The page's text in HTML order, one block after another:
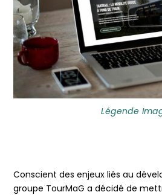
Légende
Conscient des enjeux liés au
groupe TourMaG a décidé de